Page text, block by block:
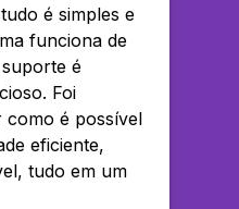
é simples e
funciona de
é
Foi
como é possível
eficiente,
tudo em um